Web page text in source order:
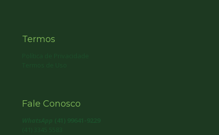
Termos
Fale Conosco